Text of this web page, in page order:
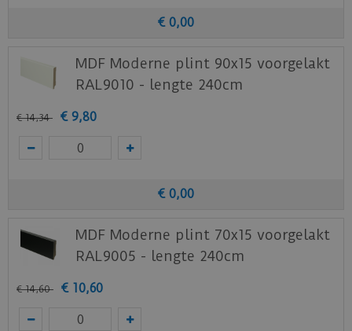
€ 0,00
MDF Moderne plint 90x15 voorgelakt
RAL9010 - lengte 240cm
€ 14,34 € 9,80
€ 0,00
MDF Moderne plint 70x15 voorgelakt
RAL9005 - lengte 240cm
€ 14,60 € 10,60